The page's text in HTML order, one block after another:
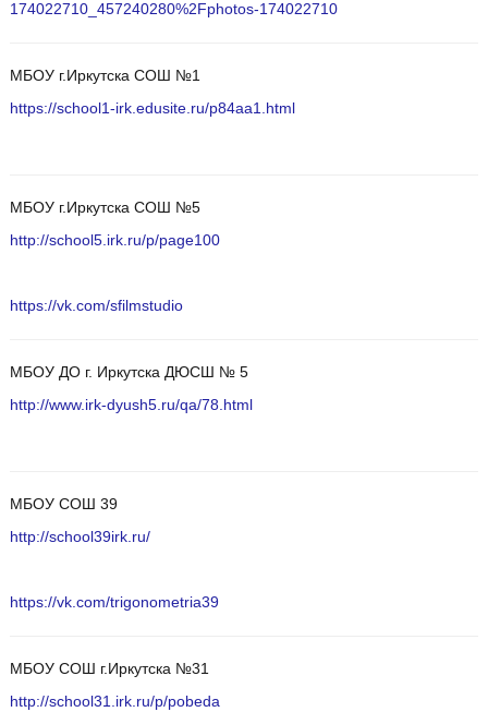
174022710_457240280%2Fphotos-174022710
МБОУ г.Иркутска СОШ №1
https://school1-irk.edusite.ru/p84aa1.html
МБОУ г.Иркутска СОШ №5
http://school5.irk.ru/p/page100
https://vk.com/sfilmstudio
МБОУ ДО г. Иркутска ДЮСШ № 5
http://www.irk-dyush5.ru/qa/78.html
МБОУ СОШ 39
http://school39irk.ru/
https://vk.com/trigonometria39
МБОУ СОШ г.Иркутска №31
http://school31.irk.ru/p/pobeda